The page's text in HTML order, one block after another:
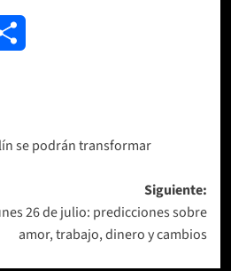
se podrán transformar
Siguiente:
26 de julio: predicciones sobre
amor, trabajo, dinero y cambios